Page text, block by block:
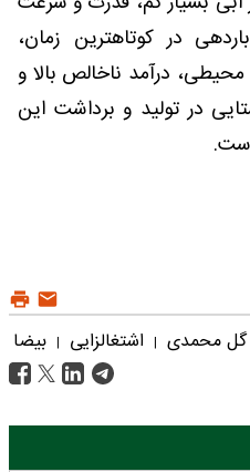
در کوتاهترین زمان،
درآمد ناخالص بالا و
در تولید و برداشت این
گل محمدی | اشتغالزایی | بیضا